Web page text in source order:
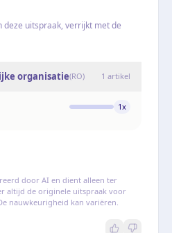
uitspraak, verrijkt met de
organisatie(RO) 1 artikel
1x
door AI en dient alleen ter
altijd de originele uitspraak voor
nauwkeurigheid kan variëren.